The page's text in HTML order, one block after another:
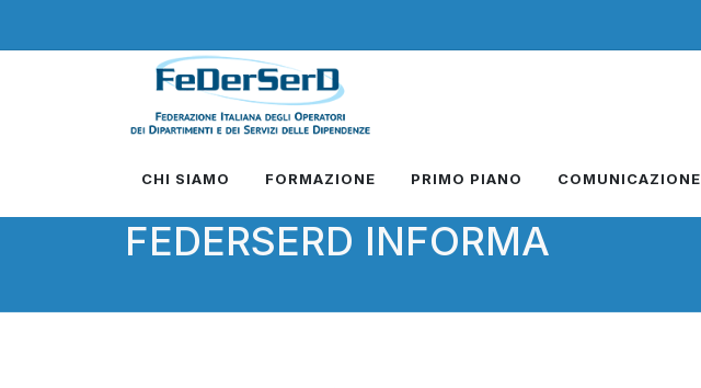
CHI SIAMO FORMAZIONE PRIMO PIANO COMUNICAZIONE
FEDERSERD INFORMA